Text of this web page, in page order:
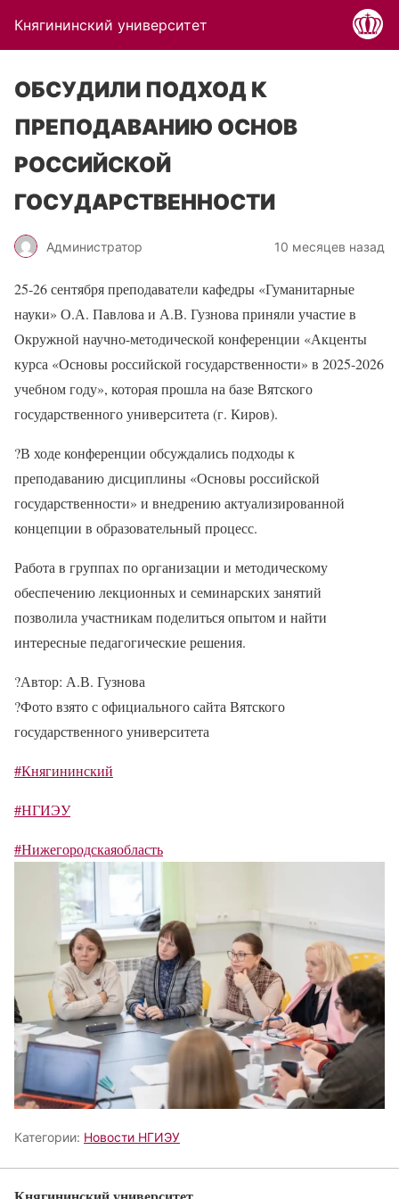
Княгининский университет
ОБСУДИЛИ ПОДХОД К
ПРЕПОДАВАНИЮ ОСНОВ
РОССИЙСКОЙ
ГОСУДАРСТВЕННОСТИ
Администратор 10 месяцев назад
25-26 сентября преподаватели кафедры «Гуманитарные
науки» О.А. Павлова и А.В. Гузнова приняли участие в
Окружной научно-методической конференции «Акценты
курса «Основы российской государственности» в 2025-2026
учебном году», которая прошла на базе Вятского
государственного университета (г. Киров).
?В ходе конференции обсуждались подходы к
преподаванию дисциплины «Основы российской
государственности» и внедрению актуализированной
концепции в образовательный процесс.
Работа в группах по организации и методическому
обеспечению лекционных и семинарских занятий
позволила участникам поделиться опытом и найти
интересные педагогические решения.
?Автор: А.В. Гузнова
?Фото взято с официального сайта Вятского
государственного университета
#Княгининский
#НГИЭУ
#Нижегородскаяобласть
Категории: Новости НГИЭУ